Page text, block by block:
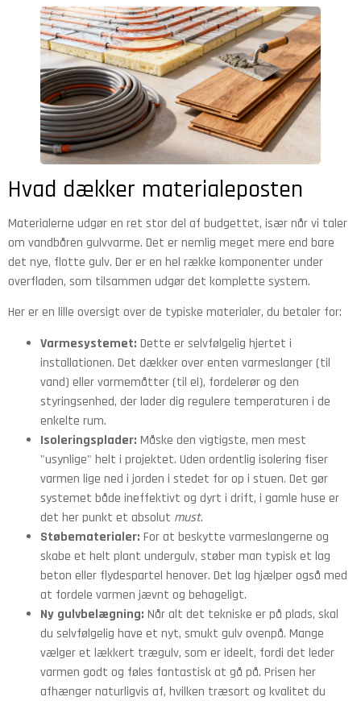
Hvad dækker materialeposten
Materialerne udgør en ret stor del af budgettet, især når vi taler
om vandbåren gulvvarme. Det er nemlig meget mere end bare
det nye, flotte gulv. Der er en hel række komponenter under
overfladen, som tilsammen udgør det komplette system.
Her er en lille oversigt over de typiske materialer, du betaler for:
Varmesystemet: Dette er selvfølgelig hjertet i
installationen. Det dækker over enten varmeslanger (til
vand) eller varmemåtter (til el), fordelerør og den
styringsenhed, der lader dig regulere temperaturen i de
enkelte rum.
Isoleringsplader: Måske den vigtigste, men mest
"usynlige" helt i projektet. Uden ordentlig isolering fiser
varmen lige ned i jorden i stedet for op i stuen. Det gør
systemet både ineffektivt og dyrt i drift, i gamle huse er
det her punkt et absolut must.
Støbematerialer: For at beskytte varmeslangerne og
skabe et helt plant undergulv, støber man typisk et lag
beton eller flydespartel henover. Det lag hjælper også med
at fordele varmen jævnt og behageligt.
Ny gulvbelægning: Når alt det tekniske er på plads, skal
du selvfølgelig have et nyt, smukt gulv ovenpå. Mange
vælger et lækkert trægulv, som er ideelt, fordi det leder
varmen godt og føles fantastisk at gå på. Prisen her
afhænger naturligvis af, hvilken træsort og kvalitet du